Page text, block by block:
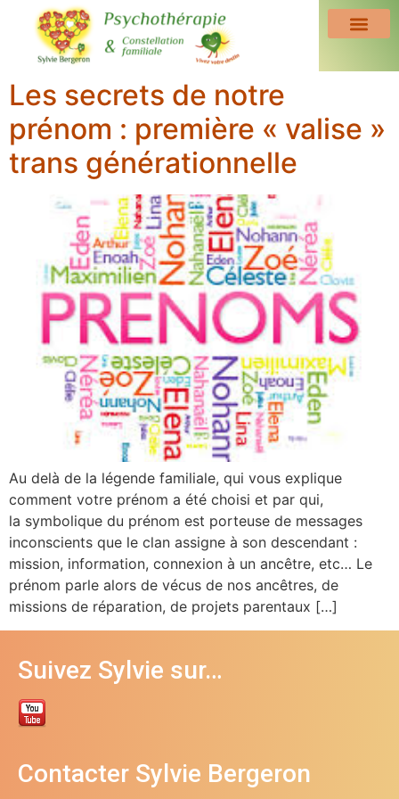
Les secrets de notre
prénom : première « valise »
trans générationnelle
Au delà de la légende familiale, qui vous explique
comment votre prénom a été choisi et par qui,
la symbolique du prénom est porteuse de messages
inconscients que le clan assigne à son descendant :
mission, information, connexion à un ancêtre, etc… Le
prénom parle alors de vécus de nos ancêtres, de
missions de réparation, de projets parentaux […]
Suivez Sylvie sur…
Contacter Sylvie Bergeron